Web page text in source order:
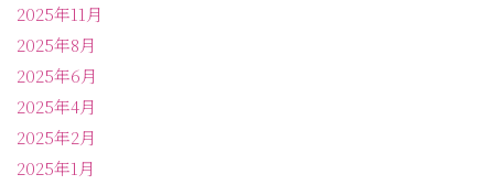
2025年11月
2025年8月
2025年6月
2025年4月
2025年2月
2025年1月